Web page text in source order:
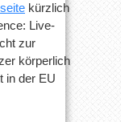
kürzlich
Live-
zur
körperlich
in der EU